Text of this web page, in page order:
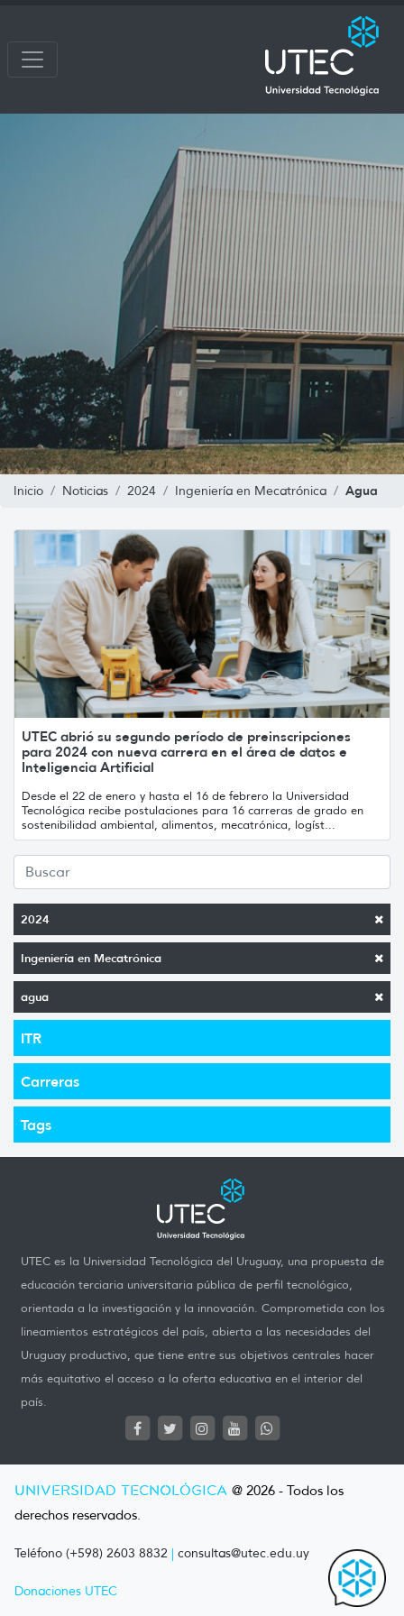
Inicio Noticias 2024 Ingeniería en Mecatrónica Agua
2024
Ingeniería en Mecatrónica
agua
ITR
Carreras
Tags
UTEC abrió su segundo período de preinscripciones
para 2024 con nueva carrera en el área de datos e
Inteligencia Artificial
Desde el 22 de enero y hasta el 16 de febrero la Universidad
Tecnológica recibe postulaciones para 16 carreras de grado en
sostenibilidad ambiental, alimentos, mecatrónica, logíst...
UTEC es la Universidad Tecnológica del Uruguay, una propuesta de
educación terciaria universitaria pública de perfil tecnológico,
orientada a la investigación y la innovación. Comprometida con los
lineamientos estratégicos del país, abierta a las necesidades del
Uruguay productivo, que tiene entre sus objetivos centrales hacer
más equitativo el acceso a la oferta educativa en el interior del
país.
UNIVERSIDAD TECNOLÓGICA @ 2026 - Todos los
derechos reservados.
Teléfono (+598) 2603 8832 | consultas@utec.edu.uy
Donaciones UTEC